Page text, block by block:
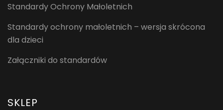
Standardy Ochrony Małoletnich
Standardy ochrony małoletnich – wersja skrócona
dla dzieci
Załączniki do standardów
SKLEP